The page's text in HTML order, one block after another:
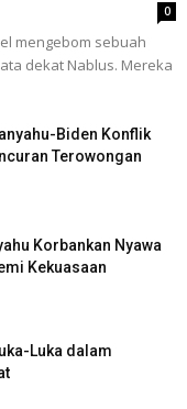
0
mengebom sebuah
dekat Nablus. Mereka
Biden Konflik
Terowongan
Korbankan Nyawa
Kekuasaan
Luka dalam